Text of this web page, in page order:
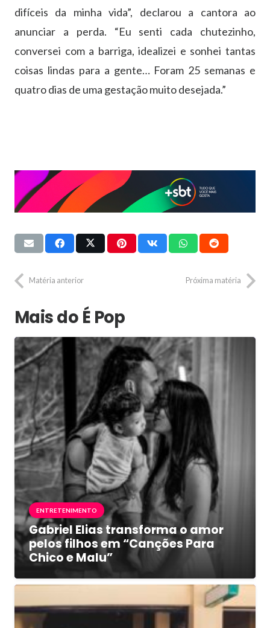
difíceis da minha vida”, declarou a cantora ao
anunciar a perda. “Eu senti cada chutezinho,
conversei com a barriga, idealizei e sonhei tantas
coisas lindas para a gente… Foram 25 semanas e
quatro dias de uma gestação muito desejada.”
Matéria anterior Próxima matéria
Mais do É Pop
ENTRETENIMENTO
Gabriel Elias transforma o amor
pelos filhos em “Canções Para
Chico e Malu”